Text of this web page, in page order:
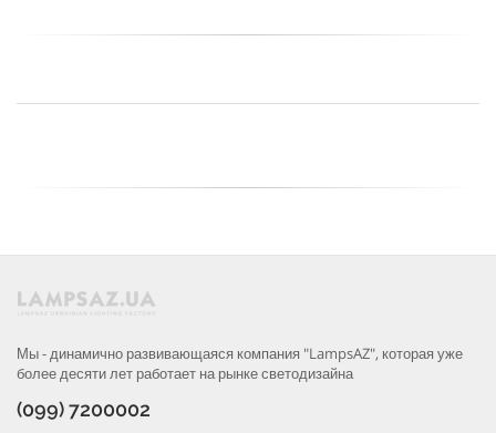
Мы - динамично развивающаяся компания "LampsAZ", которая уже
более десяти лет работает на рынке светодизайна
(099) 7200002